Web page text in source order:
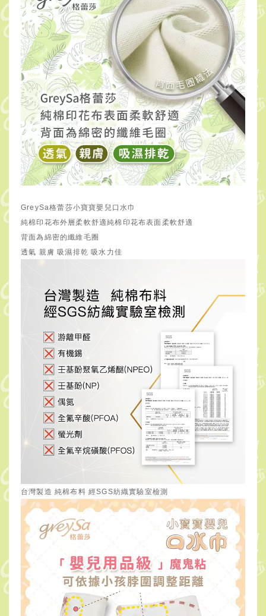
GreySa格蕾莎小寶寶嬰兒口水巾
純棉印花布外層柔軟舒適純棉印花布表面柔軟舒適
背面為綿密的纖維毛圈
透氣 親膚 吸濕排乾吸水力佳
台灣製造 純棉布料 經SGS紡織實驗室檢測